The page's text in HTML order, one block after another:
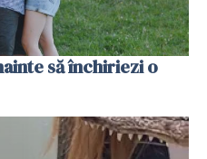
să închiriezi o